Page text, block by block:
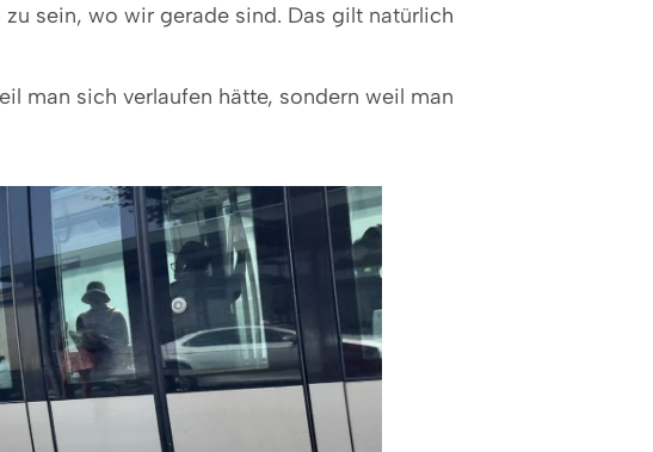
sein, wo wir gerade sind. Das gilt natürlich
man sich verlaufen hätte, sondern weil man